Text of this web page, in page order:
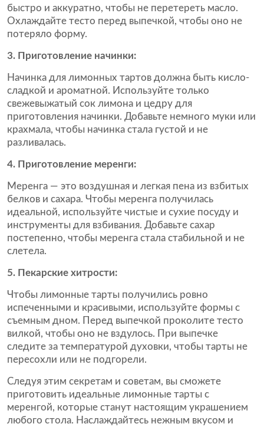
быстро и аккуратно, чтобы не перетереть масло.
Охлаждайте тесто перед выпечкой, чтобы оно не
потеряло форму.
3. Приготовление начинки:
Начинка для лимонных тартов должна быть кисло-
сладкой и ароматной. Используйте только
свежевыжатый сок лимона и цедру для
приготовления начинки. Добавьте немного муки или
крахмала, чтобы начинка стала густой и не
разливалась.
4. Приготовление меренги:
Меренга — это воздушная и легкая пена из взбитых
белков и сахара. Чтобы меренга получилась
идеальной, используйте чистые и сухие посуду и
инструменты для взбивания. Добавьте сахар
постепенно, чтобы меренга стала стабильной и не
слетела.
5. Пекарские хитрости:
Чтобы лимонные тарты получились ровно
испеченными и красивыми, используйте формы с
съемным дном. Перед выпечкой проколите тесто
вилкой, чтобы оно не вздулось. При выпечке
следите за температурой духовки, чтобы тарты не
пересохли или не подгорели.
Следуя этим секретам и советам, вы сможете
приготовить идеальные лимонные тарты с
меренгой, которые станут настоящим украшением
любого стола. Наслаждайтесь нежным вкусом и